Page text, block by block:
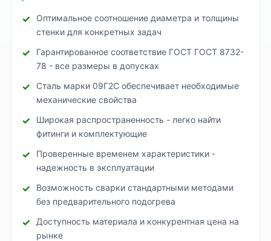
Оптимальное соотношение диаметра и толщины
стенки для конкретных задач
Гарантированное соответствие ГОСТ ГОСТ 8732-
78 - все размеры в допусках
Сталь марки 09Г2С обеспечивает необходимые
механические свойства
Широкая распространенность - легко найти
фитинги и комплектующие
Проверенные временем характеристики -
надежность в эксплуатации
Возможность сварки стандартными методами
без предварительного подогрева
Доступность материала и конкурентная цена на
рынке